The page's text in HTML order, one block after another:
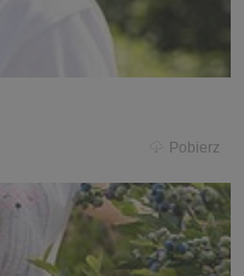
Pobierz